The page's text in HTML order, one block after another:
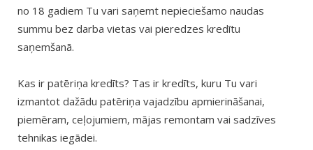
no 18 gadiem Tu vari saņemt nepieciešamo naudas
summu bez darba vietas vai pieredzes kredītu
saņemšanā.
Kas ir patēriņa kredīts? Tas ir kredīts, kuru Tu vari
izmantot dažādu patēriņa vajadzību apmierināšanai,
piemēram, ceļojumiem, mājas remontam vai sadzīves
tehnikas iegādei.